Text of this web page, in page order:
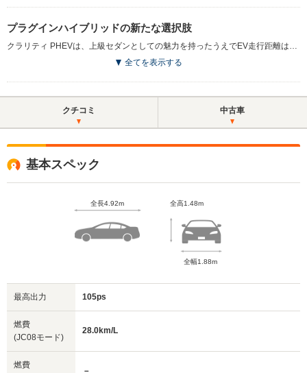
プラグインハイブリッドの新たな選択肢
クラリティ PHEVは、上級セダンとしての魅力を持ったうえでEV走行距離は114.6kmという長距離を実現している。ホンダの2モーターハイブリッドシステムを基に、バッテリー容量やコンバーター出力を向上させた。さらに、EVドライブ、ハイブリッドドライブ、エンジンドライブの3つのドライブモードを搭載し、状況に応じて最適なモードを自動選択する。急速充電、外部給電も可能な充電システムを採用しており、Honda SENSINGも標準装備し、安全性も含め新世代に対応した1台となっている。（2018.7）
全てを表示する
クチコミ 中古車
基本スペック
全長4.92m 全高1.48m
全幅1.88m
最高出力 105ps
燃費
(JC08モード)
28.0km/L
燃費
－